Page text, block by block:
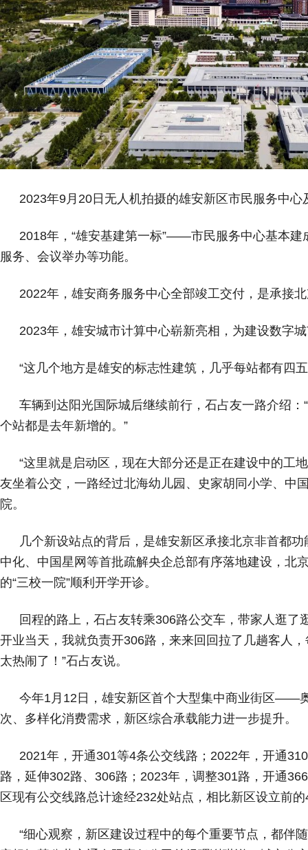
2023年9月20日无人机拍摄的雄安新区市民服务中
2018年，“雄安基建第一标”——市民服务中心基本建
服务、会议举办等功能。
2022年，雄安商务服务中心全部竣工交付，是承接
2023年，雄安城市计算中心崭新亮相，为建设数字
“这几个地方是雄安的标志性建筑，几乎每站都有四
车辆到达阳光国际城后继续前行，石占友一路介绍
个站都是去年新增的。”
“这里就是启动区，现在大部分还是正在建设中的工
友坐着公交，一路经过北海幼儿园、史家胡同小学、中
院。
几个新设站点的背后，是雄安新区承接北京非首都
中化、中国星网等首批疏解央企总部有序落地建设，北
的“三校一院”顺利开学开诊。
回程的路上，石占友转乘306路公交车，带家人逛了
开业当天，我就负责开306路，来来回回拉了几趟客人
太热闹了！”石占友说。
今年1月12日，雄安新区首个大型集中商业街区——
次、多样化消费需求，新区综合承载能力进一步提升。
2021年，开通301等4条公交线路；2022年，开通
路，延伸302路、306路；2023年，调整301路，开通
区现有公交线路总计途经232处站点，相比新区设立前
“细心观察，新区建设过程中的每个重要节点，都伴